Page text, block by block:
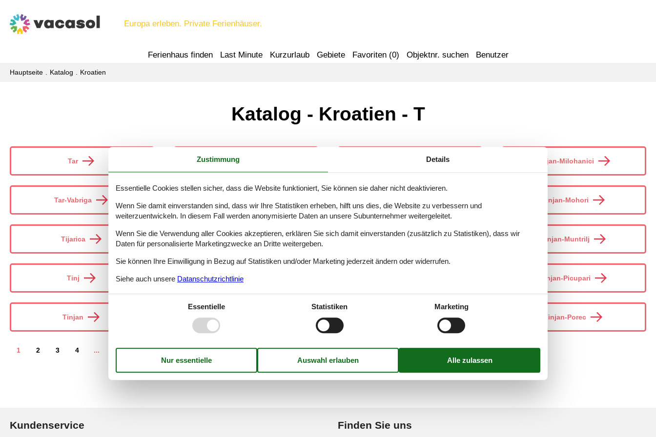
Europa erleben. Private Ferienhäuser.
Ferienhaus finden Last Minute Kurzurlaub Gebiete Favoriten (0) Objektnr. suchen Benutzer
Hauptseite Katalog Kroatien
Katalog - Kroatien - T
Tar
Tar-Vabriga
Tijarica
Tinj
Tinjan
Tinjan - Brinjani
Tinjan - Kringa
Tinjan - Radetici
Tinjan-Basici
Tinjan-Jakovici
Tinjan-Milohanici
Tinjan-Mohori
Tinjan-Muntrilj
Tinjan-Picupari
Tinjan-Porec
1 2 3 4 ... > >>
Kundenservice Finden Sie uns
Zustimmung Details
Essentielle Cookies stellen sicher, dass die Website funktioniert, Sie können sie daher nicht deaktivieren.
Wenn Sie damit einverstanden sind, dass wir Ihre Statistiken erheben, hilft uns dies, die Website zu verbessern und
weiterzuentwickeln. In diesem Fall werden anonymisierte Daten an unsere Subunternehmer weitergeleitet.
Wenn Sie die Verwendung aller Cookies akzeptieren, erklären Sie sich damit einverstanden (zusätzlich zu Statistiken), dass wir
Daten für personalisierte Marketingzwecke an Dritte weitergeben.
Sie können Ihre Einwilligung in Bezug auf Statistiken und/oder Marketing jederzeit ändern oder widerrufen.
Siehe auch unsere Datanschutzrichtlinie
Essentielle Statistiken Marketing